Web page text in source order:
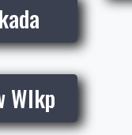
Wlkp